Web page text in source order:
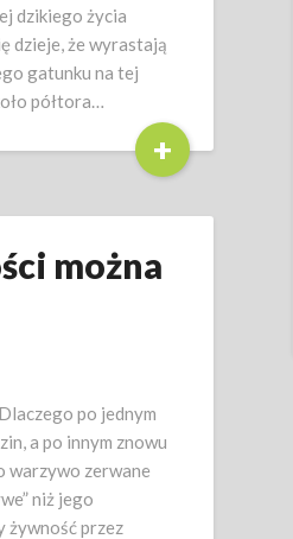
dzikiego życia
dzieje, że wyrastają
gatunku na tej
półtora…
+
można
po jednym
a po innym znowu
warzywo zerwane
niż jego
żywność przez